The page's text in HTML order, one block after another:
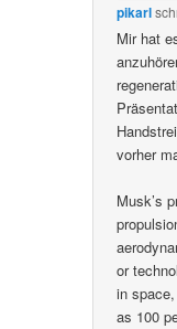
pikarl
Mir hat
vorher
Musk’s
or
in
as 100